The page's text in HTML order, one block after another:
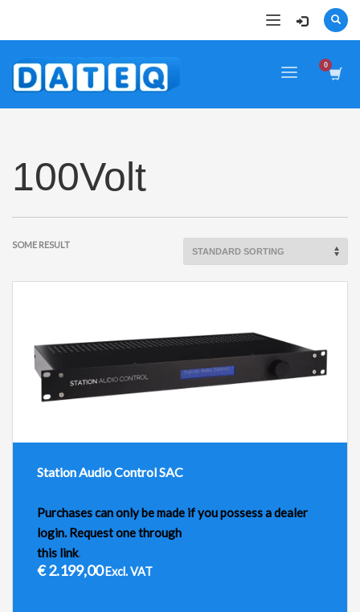
100Volt
SOME RESULT
Station Audio Control SAC
Purchases can only be made if you possess a dealer
login. Request one through
this link.
€2.199,00 Excl. VAT